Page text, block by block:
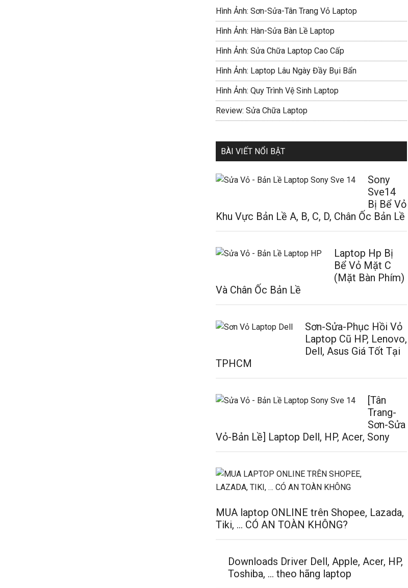
Hình Ảnh: Sơn-Sửa-Tân Trang Vỏ Laptop
Hình Ảnh: Hàn-Sửa Bàn Lề Laptop
Hình Ảnh: Sửa Chữa Laptop Cao Cấp
Hình Ảnh: Laptop Lâu Ngày Đầy Bụi Bẩn
Hình Ảnh: Quy Trình Vệ Sinh Laptop
Review: Sửa Chữa Laptop
BÀI VIẾT NỔI BẬT
Sony
Sve14
Bị Bể Vỏ
Khu Vực Bản Lề A, B, C, D, Chân Ốc Bản Lề
Laptop Hp Bị
Bể Vỏ Mặt C
(Mặt Bàn Phím)
Và Chân Ốc Bản Lề
Sơn-Sửa-Phục Hồi Vỏ
Laptop Cũ HP, Lenovo,
Dell, Asus Giá Tốt Tại
TPHCM
[Tân
Trang-
Sơn-Sửa
Vỏ-Bản Lề] Laptop Dell, HP, Acer, Sony
MUA laptop ONLINE trên Shopee, Lazada,
Tiki, … CÓ AN TOÀN KHÔNG?
Downloads Driver Dell, Apple, Acer, HP,
Toshiba, … theo hãng laptop